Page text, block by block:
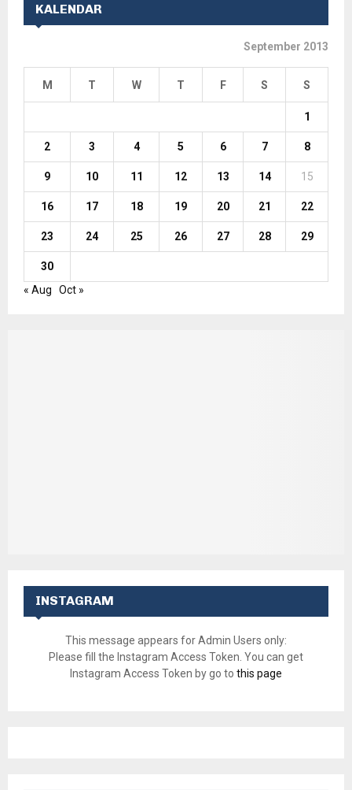
KALENDAR
September 2013
M T W T F S S
1
2 3 4 5 6 7 8
9 10 11 12 13 14 15
16 17 18 19 20 21 22
23 24 25 26 27 28 29
30
« Aug
Oct »
INSTAGRAM
This message appears for Admin Users only:
Please fill the Instagram Access Token. You can get
Instagram Access Token by go to this page